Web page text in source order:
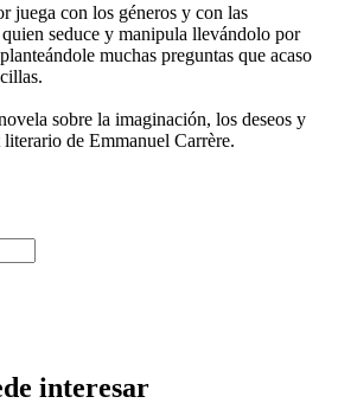
juega con los géneros y con las
seduce y manipula llevándolo por
muchas preguntas que acaso
sobre la imaginación, los deseos y
de Emmanuel Carrère.
interesar